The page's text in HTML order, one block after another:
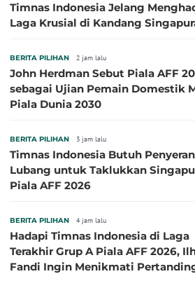
Timnas Indonesia Jelang
Laga Krusial di Kandang
BERITA PILIHAN 2 jam lalu
John Herdman Sebut Piala AFF
sebagai Ujian Pemain Domestik
Piala Dunia 2030
BERITA PILIHAN 3 jam lalu
Timnas Indonesia Butuh
Lubang untuk Taklukkan
Piala AFF 2026
BERITA PILIHAN 4 jam lalu
Hadapi Timnas Indonesia di Laga
Terakhir Grup A Piala AFF 2026,
Fandi Ingin Menikmati